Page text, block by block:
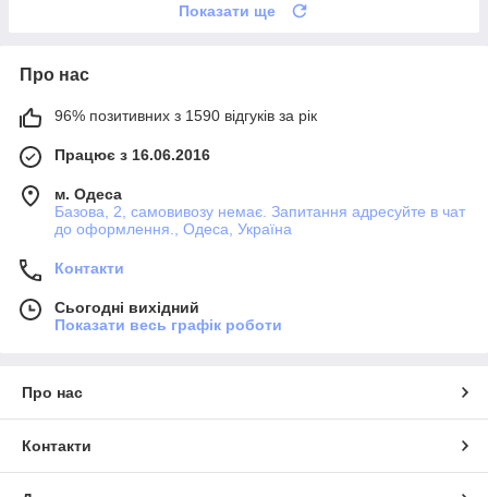
Показати ще
Про нас
96% позитивних з 1590 відгуків за рік
Працює з 16.06.2016
м. Одеса
Базова, 2, самовивозу немає. Запитання адресуйте в чат
до оформлення., Одеса, Україна
Контакти
Сьогодні вихідний
Показати весь графік роботи
Про нас
Контакти